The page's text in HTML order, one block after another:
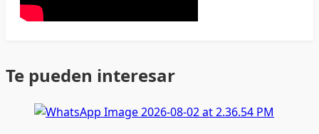
Te pueden interesar